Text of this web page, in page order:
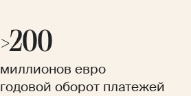
>200
миллионов евро
годовой оборот платежей